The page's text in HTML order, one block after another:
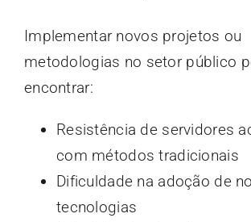
Implementar novos projetos ou
metodologias no setor público
encontrar:
Resistência de servidores
com métodos tradicionais
Dificuldade na adoção de
tecnologias